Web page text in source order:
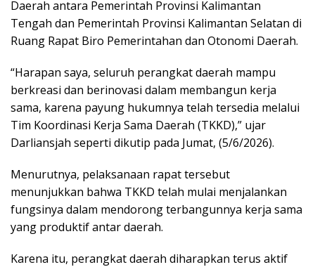
Daerah antara Pemerintah Provinsi Kalimantan
Tengah dan Pemerintah Provinsi Kalimantan Selatan di
Ruang Rapat Biro Pemerintahan dan Otonomi Daerah.
“Harapan saya, seluruh perangkat daerah mampu
berkreasi dan berinovasi dalam membangun kerja
sama, karena payung hukumnya telah tersedia melalui
Tim Koordinasi Kerja Sama Daerah (TKKD),” ujar
Darliansjah seperti dikutip pada Jumat, (5/6/2026).
Menurutnya, pelaksanaan rapat tersebut
menunjukkan bahwa TKKD telah mulai menjalankan
fungsinya dalam mendorong terbangunnya kerja sama
yang produktif antar daerah.
Karena itu, perangkat daerah diharapkan terus aktif